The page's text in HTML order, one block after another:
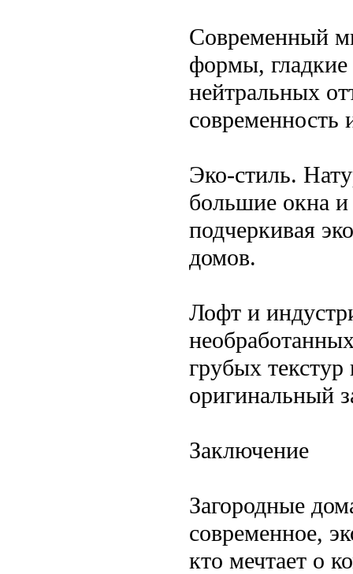
Современный
формы, гладкие
нейтральных
современность
Эко-стиль.
большие окна
подчеркивая
домов.
Лофт и
грубых текстур
оригинальный
Заключение
Загородные
современное,
кто мечтает о